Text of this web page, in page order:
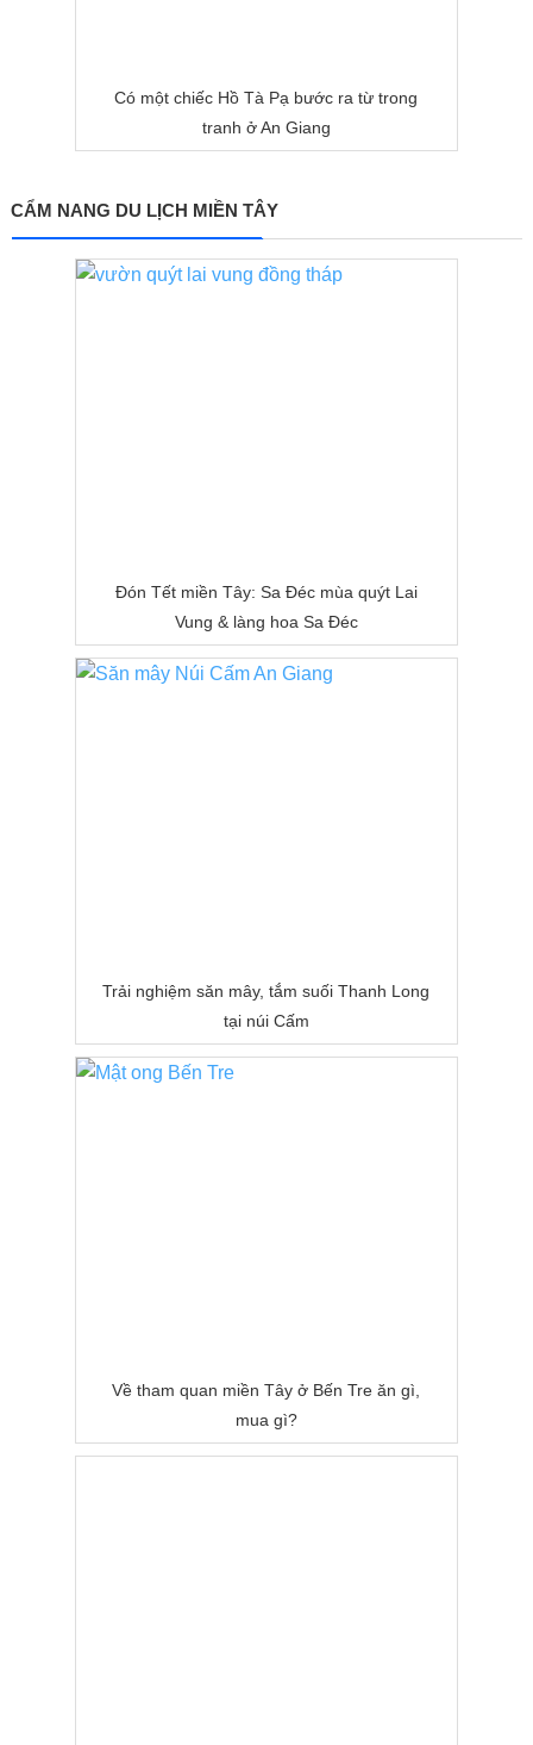
Có một chiếc Hồ Tà Pạ bước ra từ trong
tranh ở An Giang
CẨM NANG DU LỊCH MIỀN TÂY
Đón Tết miền Tây: Sa Đéc mùa quýt Lai
Vung & làng hoa Sa Đéc
Trải nghiệm săn mây, tắm suối Thanh Long
tại núi Cấm
Về tham quan miền Tây ở Bến Tre ăn gì,
mua gì?